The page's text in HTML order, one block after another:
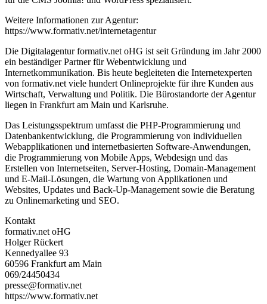
Weitere Informationen zur Agentur:
https://www.formativ.net/internetagentur
Die Digitalagentur formativ.net oHG ist seit Gründung im Jahr 2000
ein beständiger Partner für Webentwicklung und
Internetkommunikation. Bis heute begleiteten die Internetexperten
von formativ.net viele hundert Onlineprojekte für ihre Kunden aus
Wirtschaft, Verwaltung und Politik. Die Bürostandorte der Agentur
liegen in Frankfurt am Main und Karlsruhe.
Das Leistungsspektrum umfasst die PHP-Programmierung und
Datenbankentwicklung, die Programmierung von individuellen
Webapplikationen und internetbasierten Software-Anwendungen,
die Programmierung von Mobile Apps, Webdesign und das
Erstellen von Internetseiten, Server-Hosting, Domain-Management
und E-Mail-Lösungen, die Wartung von Applikationen und
Websites, Updates und Back-Up-Management sowie die Beratung
zu Onlinemarketing und SEO.
Kontakt
formativ.net oHG
Holger Rückert
Kennedyallee 93
60596 Frankfurt am Main
069/24450434
presse@formativ.net
https://www.formativ.net